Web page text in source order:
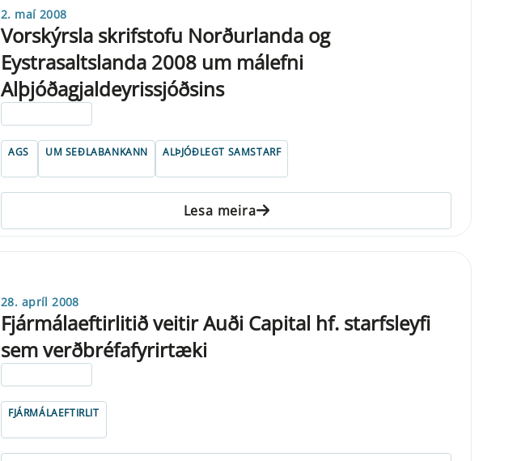
2. maí 2008
Vorskýrsla skrifstofu Norðurlanda og
Eystrasaltslanda 2008 um málefni
Alþjóðagjaldeyrissjóðsins
AGS UM SEÐLABANKANN ALÞJÓÐLEGT SAMSTARF
Lesa meira
28. apríl 2008
Fjármálaeftirlitið veitir Auði Capital hf. starfsleyfi
sem verðbréfafyrirtæki
FJÁRMÁLAEFTIRLIT